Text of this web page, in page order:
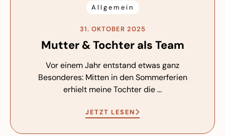
Allgemein
31. OKTOBER 2025
Mutter & Tochter als Team
Vor einem Jahr entstand etwas ganz
Besonderes: Mitten in den Sommerferien
erhielt meine Tochter die ...
JETZT LESEN